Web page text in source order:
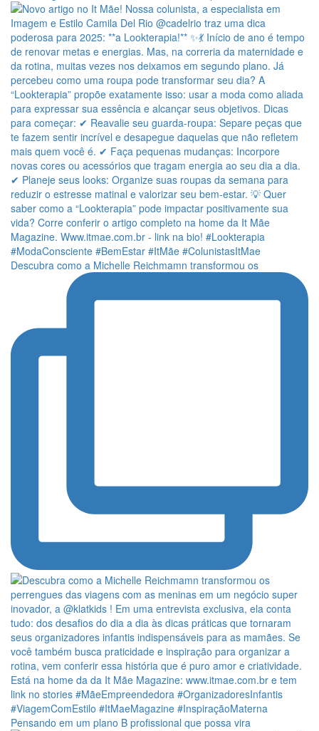
Descubra como a Michelle Reichmamn transformou os
Pensando em um plano B profissional que possa vira